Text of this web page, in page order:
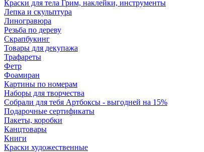
Краски для тела Грим, наклейки, инструменты
Лепка и скульптура
Линогравюра
Резьба по дереву
Скрапбукинг
Товары для декупажа
Трафареты
Фетр
Фоамиран
Картины по номерам
Наборы для творчества
Собрали для тебя Артбоксы - выгодней на 15%
Подарочные сертификаты
Пакеты, коробки
Канцтовары
Книги
Краски художественные